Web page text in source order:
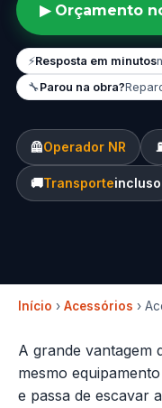
▶ Orçamento
⚡Resposta em minutos
🔧Parou na obra?
🦺Operador NR
🚚Transporteincluso
Início › Acessórios ›
A grande vantagem
mesmo
e passa de escavar